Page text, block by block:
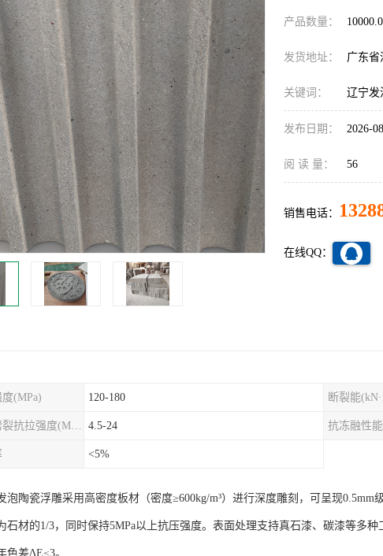
产品数量：
发货地址： 广东省
关键词： 辽宁发
发布日期： 2026-
阅 读 量： 56
销售电话：
在线QQ：
(MPa) 120-180 断裂能
圆柱劈裂抗拉强度(MPa) 4.5-24 抗冻融性能
<5%
泡陶瓷浮雕采用高密度板材（密度≥600kg/m³）进行深度雕刻，可呈现
石材的1/3，同时保持5MPa以上抗压强度。表面处理支持真石漆、碳漆等多
色差ΔE≤3。